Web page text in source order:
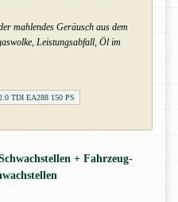
mahlendes Geräusch aus dem
Leistungsabfall, Öl im
TDI EA288 150 PS
+ Fahrzeug-